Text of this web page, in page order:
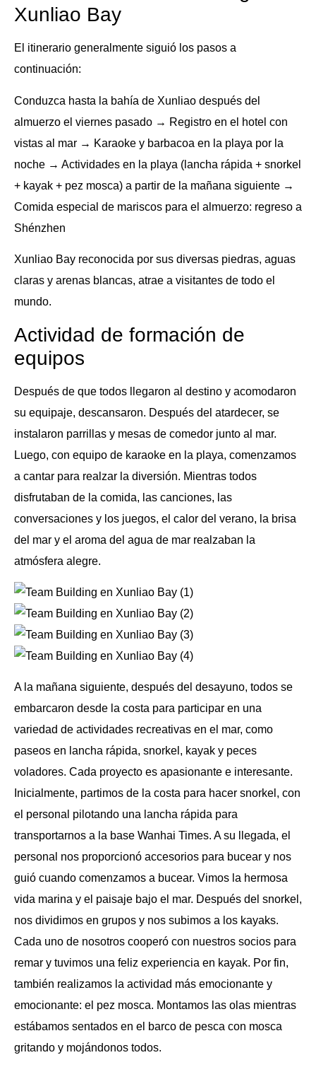
Xunliao Bay
El itinerario generalmente siguió los pasos a
continuación:
Conduzca hasta la bahía de Xunliao después del
almuerzo el viernes pasado → Registro en el hotel con
vistas al mar → Karaoke y barbacoa en la playa por la
noche → Actividades en la playa (lancha rápida + snorkel
+ kayak + pez mosca) a partir de la mañana siguiente →
Comida especial de mariscos para el almuerzo: regreso a
Shénzhen
Xunliao Bay reconocida por sus diversas piedras, aguas
claras y arenas blancas, atrae a visitantes de todo el
mundo.
Actividad de formación de
equipos
Después de que todos llegaron al destino y acomodaron
su equipaje, descansaron. Después del atardecer, se
instalaron parrillas y mesas de comedor junto al mar.
Luego, con equipo de karaoke en la playa, comenzamos
a cantar para realzar la diversión. Mientras todos
disfrutaban de la comida, las canciones, las
conversaciones y los juegos, el calor del verano, la brisa
del mar y el aroma del agua de mar realzaban la
atmósfera alegre.
A la mañana siguiente, después del desayuno, todos se
embarcaron desde la costa para participar en una
variedad de actividades recreativas en el mar, como
paseos en lancha rápida, snorkel, kayak y peces
voladores. Cada proyecto es apasionante e interesante.
Inicialmente, partimos de la costa para hacer snorkel, con
el personal pilotando una lancha rápida para
transportarnos a la base Wanhai Times. A su llegada, el
personal nos proporcionó accesorios para bucear y nos
guió cuando comenzamos a bucear. Vimos la hermosa
vida marina y el paisaje bajo el mar. Después del snorkel,
nos dividimos en grupos y nos subimos a los kayaks.
Cada uno de nosotros cooperó con nuestros socios para
remar y tuvimos una feliz experiencia en kayak. Por fin,
también realizamos la actividad más emocionante y
emocionante: el pez mosca. Montamos las olas mientras
estábamos sentados en el barco de pesca con mosca
gritando y mojándonos todos.